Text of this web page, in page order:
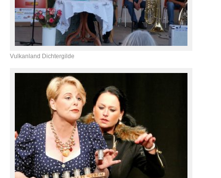
Vulkanland Dichtergilde